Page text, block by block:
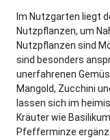
Im Nutzgarten liegt
Nutzpflanzen, um
Nutzpflanzen sind
sind besonders
unerfahrenen
Mangold, Zucchini
lassen sich im
Kräuter wie
Pfefferminze